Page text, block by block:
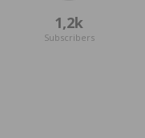
1,2k
Subscribers